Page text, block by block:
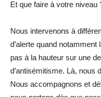
Et que faire à votre niveau
Nous intervenons à
d’alerte quand
pas à la hauteur sur une
d’antisémitisme. Là, nous
Nous accompagnons et